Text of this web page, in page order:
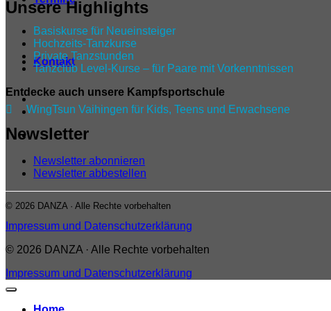
Kontakt
Unsere Highlights
Basiskurse für Neueinsteiger
Hochzeits-Tanzkurse
Private Tanzstunden
Tanzclub Level‑Kurse – für Paare mit Vorkenntnissen
Entdecke auch unsere Kampfsportschule

WingTsun Vaihingen für Kids, Teens und Erwachsene
Newsletter
Newsletter abonnieren
Newsletter abbestellen
© 2026 DANZA · Alle Rechte vorbehalten
Impressum und Datenschutzerklärung
© 2026 DANZA · Alle Rechte vorbehalten
Impressum und Datenschutzerklärung